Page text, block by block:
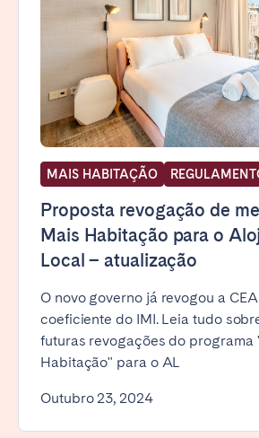
MAIS HABITAÇÃO
Proposta revogação de
Mais Habitação para o
Local – atualização
O novo governo já revogou a
coeficiente do IMI. Leia tudo
futuras revogações do programa
Habitação" para o AL
Outubro 23, 2024